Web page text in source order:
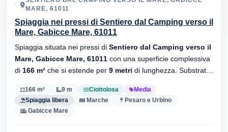
SENTIERO DAL CAMPING VERSO IL MARE, GABICCE
MARE, 61011
Spiaggia nei pressi di Sentiero dal Camping verso il
Mare, Gabicce Mare, 61011
Spiaggia situata nei pressi di Sentiero dal Camping verso il
Mare, Gabicce Mare, 61011 con una superficie complessiva
di 166 m² che si estende per 9 metri di lunghezza. Substrato
ciottolosa
, senza stabilimenti balneari.
Ciottolosa
Spiaggia libera